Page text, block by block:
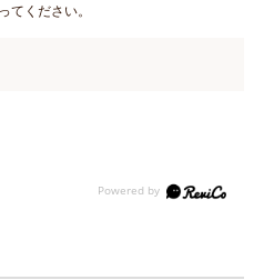
てください。